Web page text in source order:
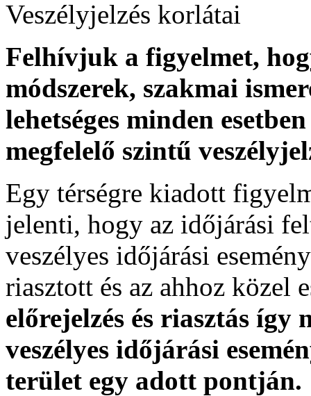
Veszélyjelzés korlátai
Felhívjuk a figyelmet,
módszerek, szakmai
lehetséges minden
megfelelő szintű
Egy térségre kiadott
jelenti, hogy az időjárási
veszélyes időjárási
riasztott és az ahhoz közel
előrejelzés és riasztás
veszélyes időjárási
terület egy adott pontján.